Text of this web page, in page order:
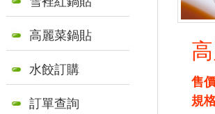
高麗菜鍋貼
水餃訂購
訂單查詢
售
規